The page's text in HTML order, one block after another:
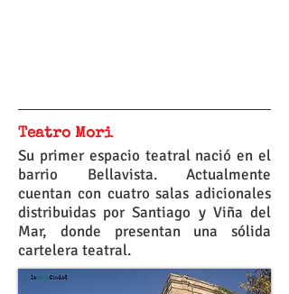
Teatro Mori
Su primer espacio teatral nació en el
barrio Bellavista. Actualmente
cuentan con cuatro salas adicionales
distribuidas por Santiago y Viña del
Mar, donde presentan una sólida
cartelera teatral.